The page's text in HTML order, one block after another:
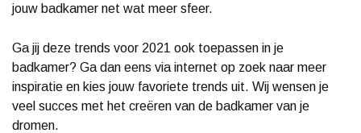
jouw badkamer net wat meer sfeer.
Ga jij deze trends voor 2021 ook toepassen in je
badkamer? Ga dan eens via internet op zoek naar meer
inspiratie en kies jouw favoriete trends uit. Wij wensen je
veel succes met het creëren van de badkamer van je
dromen.